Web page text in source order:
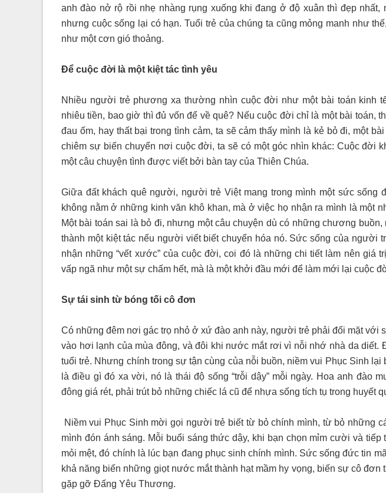
anh đào nở rộ rồi nhẹ nhàng rụng xuống khi đang ở độ xuân thì đẹp
nhưng cuộc sống lại có hạn. Tuổi trẻ của chúng ta cũng mỏng manh như
như một cơn gió thoảng.
Để cuộc đời là một kiệt tác tình yêu
Nhiều người trẻ phương xa thường nhìn cuộc đời như một bài toán kinh
nhiêu tiền, bao giờ thì đủ vốn để về quê? Nếu cuộc đời chỉ là một bài toán,
đau ốm, hay thất bại trong tình cảm, ta sẽ cảm thấy mình là kẻ bỏ đi, một
chiêm sự biến chuyển nơi cuộc đời, ta sẽ có một góc nhìn khác: Cuộc đời
một câu chuyện tình được viết bởi bàn tay của Thiên Chúa.
Giữa đất khách quê người, người trẻ Việt mang trong mình một sức sống
không nằm ở những kinh văn khô khan, mà ở việc họ nhận ra mình là một
Một bài toán sai là bỏ đi, nhưng một câu chuyện dù có những chương
thành một kiệt tác nếu người viết biết chuyển hóa nó. Sức sống của người
nhận những “vết xước” của cuộc đời, coi đó là những chi tiết làm nên giá
vấp ngã như một sự chấm hết, mà là một khởi đầu mới để làm mới lại cuộc
Sự tái sinh từ bóng tối cô đơn
Có những đêm nơi gác trọ nhỏ ở xứ đào anh này, người trẻ phải đối mặt với
vào hơi lạnh của mùa đông, và đôi khi nước mắt rơi vì nỗi nhớ nhà da diết.
tuổi trẻ. Nhưng chính trong sự tận cùng của nỗi buồn, niềm vui Phục Sinh
là điều gì đó xa vời, nó là thái độ sống “trỗi dậy” mỗi ngày. Hoa anh đào
đông giá rét, phải trút bỏ những chiếc lá cũ để nhựa sống tích tụ trong huyết
Niềm vui Phục Sinh mời gọi người trẻ biết từ bỏ chính mình, từ bỏ những
mình đón ánh sáng. Mỗi buổi sáng thức dậy, khi bạn chọn mỉm cười và
mỏi mệt, đó chính là lúc bạn đang phục sinh chính mình. Sức sống đức tin
khả năng biến những giọt nước mắt thành hạt mầm hy vọng, biến sự cô đơn
gặp gỡ Đấng Yêu Thương.